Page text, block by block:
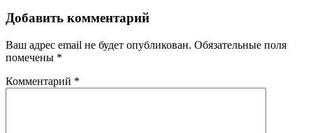
Добавить комментарий
Ваш адрес email не будет опубликован. Обязательные поля
помечены *
Комментарий *